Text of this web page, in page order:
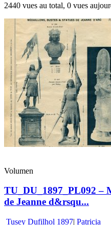
2440 vues au total, 0 vues
Volumen
TU_DU_1897_PL092 –
de Jeanne d&rsqu...
Tusey Dufilhol 1897| Patricia